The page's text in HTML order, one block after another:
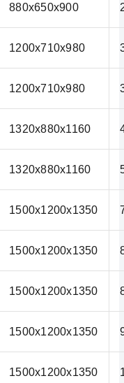
880x650x900
1200x710x980
1200x710x980
1320x880x1160
1320x880x1160
1500x1200x1350
1500x1200x1350
1500x1200x1350
1500x1200x1350
1500x1200x1350